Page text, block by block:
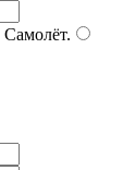
Самолёт.